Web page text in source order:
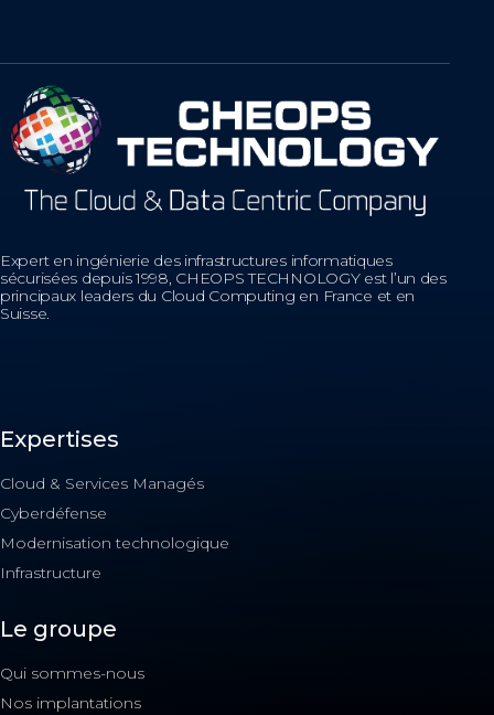
Expert en ingénierie des infrastructures informatiques
sécurisées depuis 1998, CHEOPS TECHNOLOGY est l’un des
principaux leaders du Cloud Computing en France et en
Suisse.
Expertises
Cloud & Services Managés
Cyberdéfense
Modernisation technologique
Infrastructure
Le groupe
Qui sommes-nous
Nos implantations